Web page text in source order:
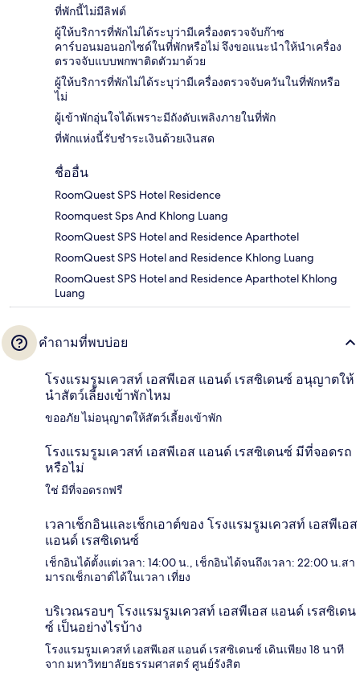
ที่พักนี้ไม่มีลิฟต์
ผู้ให้บริการที่พักไม่ได้ระบุว่ามีเครื่องตรวจจับก๊าซ
คาร์บอนมอนอกไซด์ในที่พักหรือไม่ จึงขอแนะนำให้นำเครื่อง
ตรวจจับแบบพกพาติดตัวมาด้วย
ผู้ให้บริการที่พักไม่ได้ระบุว่ามีเครื่องตรวจจับควันในที่พักหรือ
ไม่
ผู้เข้าพักอุ่นใจได้เพราะมีถังดับเพลิงภายในที่พัก
ที่พักแห่งนี้รับชำระเงินด้วยเงินสด
ชื่ออื่น
RoomQuest SPS Hotel Residence
Roomquest Sps And Khlong Luang
RoomQuest SPS Hotel and Residence Aparthotel
RoomQuest SPS Hotel and Residence Khlong Luang
RoomQuest SPS Hotel and Residence Aparthotel Khlong
Luang
คำถามที่พบบ่อย
โรงแรมรูมเควสท์ เอสพีเอส แอนด์ เรสซิเดนซ์ อนุญาตให้
นำสัตว์เลี้ยงเข้าพักไหม
ขออภัย ไม่อนุญาตให้สัตว์เลี้ยงเข้าพัก
โรงแรมรูมเควสท์ เอสพีเอส แอนด์ เรสซิเดนซ์ มีที่จอดรถ
หรือไม่
ใช่ มีที่จอดรถฟรี
เวลาเช็กอินและเช็กเอาต์ของ โรงแรมรูมเควสท์ เอสพีเอส
แอนด์ เรสซิเดนซ์
เช็กอินได้ตั้งแต่เวลา: 14:00 น., เช็กอินได้จนถึงเวลา: 22:00 น.สา
มารถเช็กเอาต์ได้ในเวลา เที่ยง
บริเวณรอบๆ โรงแรมรูมเควสท์ เอสพีเอส แอนด์ เรสซิเดน
ซ์ เป็นอย่างไรบ้าง
โรงแรมรูมเควสท์ เอสพีเอส แอนด์ เรสซิเดนซ์ เดินเพียง 18 นาที
จาก มหาวิทยาลัยธรรมศาสตร์ ศูนย์รังสิต